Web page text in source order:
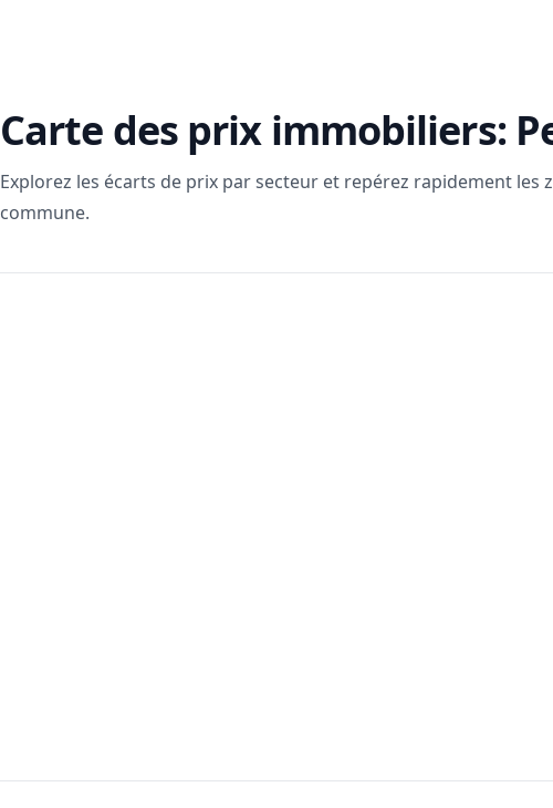
Carte des prix immobiliers:
Explorez les écarts de prix par secteur et repérez rapidement les
commune.